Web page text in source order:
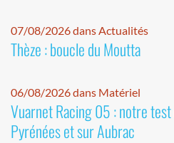
07/08/2026 dans Actualités
Thèze : boucle du Moutta
06/08/2026 dans Matériel
Vuarnet Racing 05 : notre test
Pyrénées et sur Aubrac